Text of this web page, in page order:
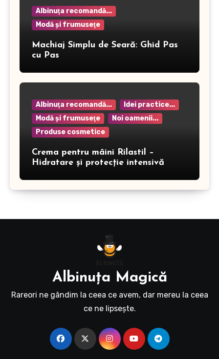
Albinuţa recomandă...
Modă şi frumuseţe
Machiaj Simplu de Seară: Ghid Pas
cu Pas
Albinuţa recomandă...
Idei practice...
Modă şi frumuseţe
Noi oamenii...
Produse cosmetice
Crema pentru mâini Rilastil –
Hidratare și protecție intensivă
Albinuţa Magică
Rareori ne gândim la ceea ce avem, dar mereu la ceea
ce ne lipseşte.